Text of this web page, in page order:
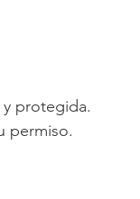
protegida.
permiso.